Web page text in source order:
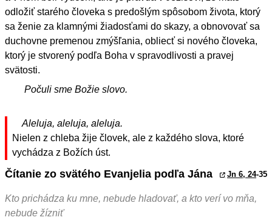
odložiť starého človeka s predošlým spôsobom života, ktorý
sa ženie za klamnými žiadosťami do skazy, a obnovovať sa
duchovne premenou zmýšľania, obliecť si nového človeka,
ktorý je stvorený podľa Boha v spravodlivosti a pravej
svätosti.
Počuli sme Božie slovo.
Aleluja, aleluja, aleluja.
Nielen z chleba žije človek, ale z každého slova, ktoré
vychádza z Božích úst.
Čítanie zo svätého Evanjelia podľa Jána Jn 6, 24-35
Kto prichádza ku mne, nebude hladovať, a kto verí vo mňa,
nebude žízniť